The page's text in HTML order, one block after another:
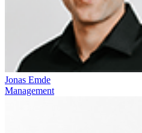
Jonas Emde
Management